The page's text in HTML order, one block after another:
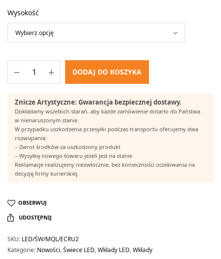
Wysokość
DODAJ DO KOSZYKA
Znicze Artystyczne: Gwarancja bezpiecznej dostawy.
Dokładamy wszelkich starań, aby każde zamówienie dotarło do Państwa
w nienaruszonym stanie.
W przypadku uszkodzenia przesyłki podczas transportu oferujemy dwa
rozwiązania:
– Zwrot środków za uszkodzony produkt
– Wysyłkę nowego towaru jeżeli jest na stanie
Reklamacje realizujemy niezwłocznie, bez konieczności oczekiwania na
decyzję firmy kurierskiej.
OBSERWUJ
UDOSTĘPNIJ
SKU: LED/ŚW/MQL/ECRU2
Kategorie: Nowości,Świece LED,Wkłady LED,Wkłady